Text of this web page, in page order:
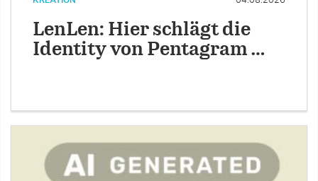
LenLen: Hier schlägt die
Identity von Pentagram …